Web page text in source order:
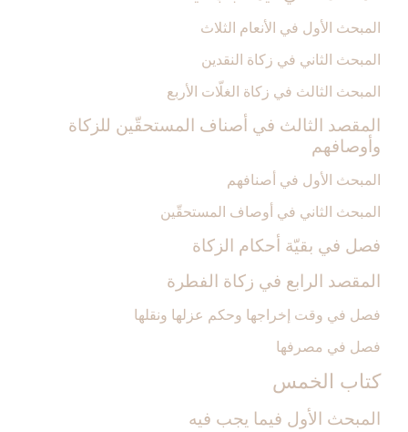
المبحث الأول في الأنعام الثلاث
المبحث الثاني في زكاة النقدين‏
المبحث الثالث في زكاة الغلّات الأربع
المقصد الثالث في أصناف المستحقّين للزكاة
وأوصافهم‏
المبحث الأول في أصنافهم
المبحث الثاني في أوصاف المستحقّين
فصل في بقيّة أحكام الزكاة
المقصد الرابع في زكاة الفطرة
فصل في وقت إخراجها وحكم عزلها ونقلها
فصل في مصرفها
كتاب الخمس‏
المبحث الأول فيما يجب فيه‏